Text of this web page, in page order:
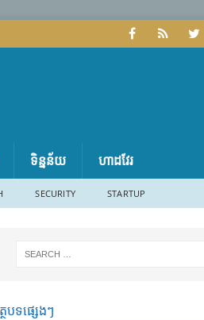
ទិន្នន័យ ហាដវែរ
SECURITY STARTUP
ថបទផ្សេងៗ